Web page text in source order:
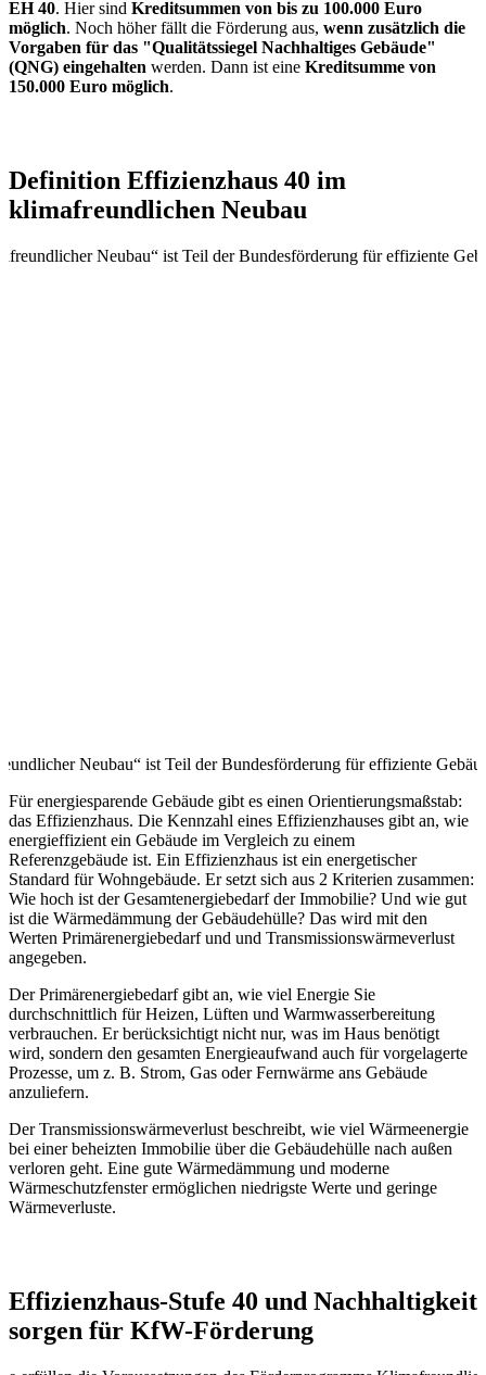
EH 40. Hier sind Kreditsummen von bis zu 100.000 Euro
möglich. Noch höher fällt die Förderung aus, wenn zusätzlich die
Vorgaben für das "Qualitätssiegel Nachhaltiges Gebäude"
(QNG) eingehalten werden. Dann ist eine Kreditsumme von
150.000 Euro möglich.
Definition Effizienzhaus 40 im
klimafreundlichen Neubau
Neubau“ ist Teil der Bundesförderung für effiziente
Für energiesparende Gebäude gibt es einen Orientierungsmaßstab:
das Effizienzhaus. Die Kennzahl eines Effizienzhauses gibt an, wie
energieffizient ein Gebäude im Vergleich zu einem
Referenzgebäude ist. Ein Effizienzhaus ist ein energetischer
Standard für Wohngebäude. Er setzt sich aus 2 Kriterien zusammen:
Wie hoch ist der Gesamtenergiebedarf der Immobilie? Und wie gut
ist die Wärmedämmung der Gebäudehülle? Das wird mit den
Werten Primärenergiebedarf und und Transmissionswärmeverlust
angegeben.
Der Primärenergiebedarf gibt an, wie viel Energie Sie
durchschnittlich für Heizen, Lüften und Warmwasserbereitung
verbrauchen. Er berücksichtigt nicht nur, was im Haus benötigt
wird, sondern den gesamten Energieaufwand auch für vorgelagerte
Prozesse, um z. B. Strom, Gas oder Fernwärme ans Gebäude
anzuliefern.
Der Transmissionswärmeverlust beschreibt, wie viel Wärmeenergie
bei einer beheizten Immobilie über die Gebäudehülle nach außen
verloren geht. Eine gute Wärmedämmung und moderne
Wärmeschutzfenster ermöglichen niedrigste Werte und geringe
Wärmeverluste.
Effizienzhaus-Stufe 40 und Nachhaltigkeit
sorgen für KfW-Förderung